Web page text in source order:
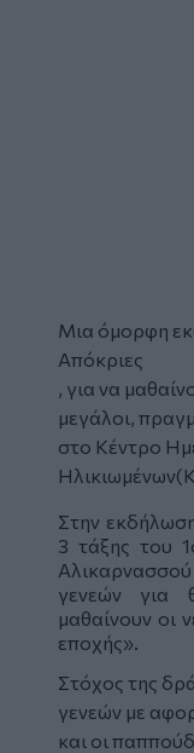
Μια όμορφη
Απόκριες
, για να
μεγάλοι,
στο Κέντρο
Στην
3 τάξης του
γενεών για
μαθαίνουν οι
εποχής».
Στόχος της
γενεών με
και οι